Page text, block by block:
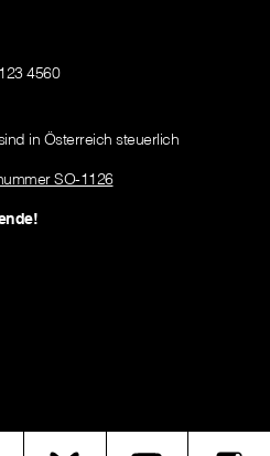
4560
in Österreich steuerlich
SO-1126